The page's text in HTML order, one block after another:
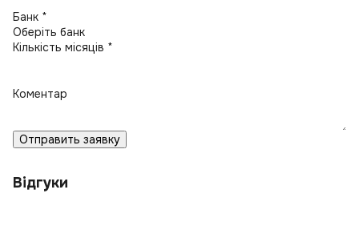
Банк *
Кількість місяців *
Коментар
Отправить заявку
Відгуки